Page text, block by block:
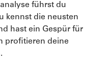
führst du
kennst die neusten
hast ein Gespür für
profitieren deine